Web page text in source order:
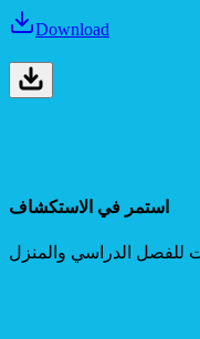
Download
استمر في الاستكشاف
للفصل الدراسي والمنزل